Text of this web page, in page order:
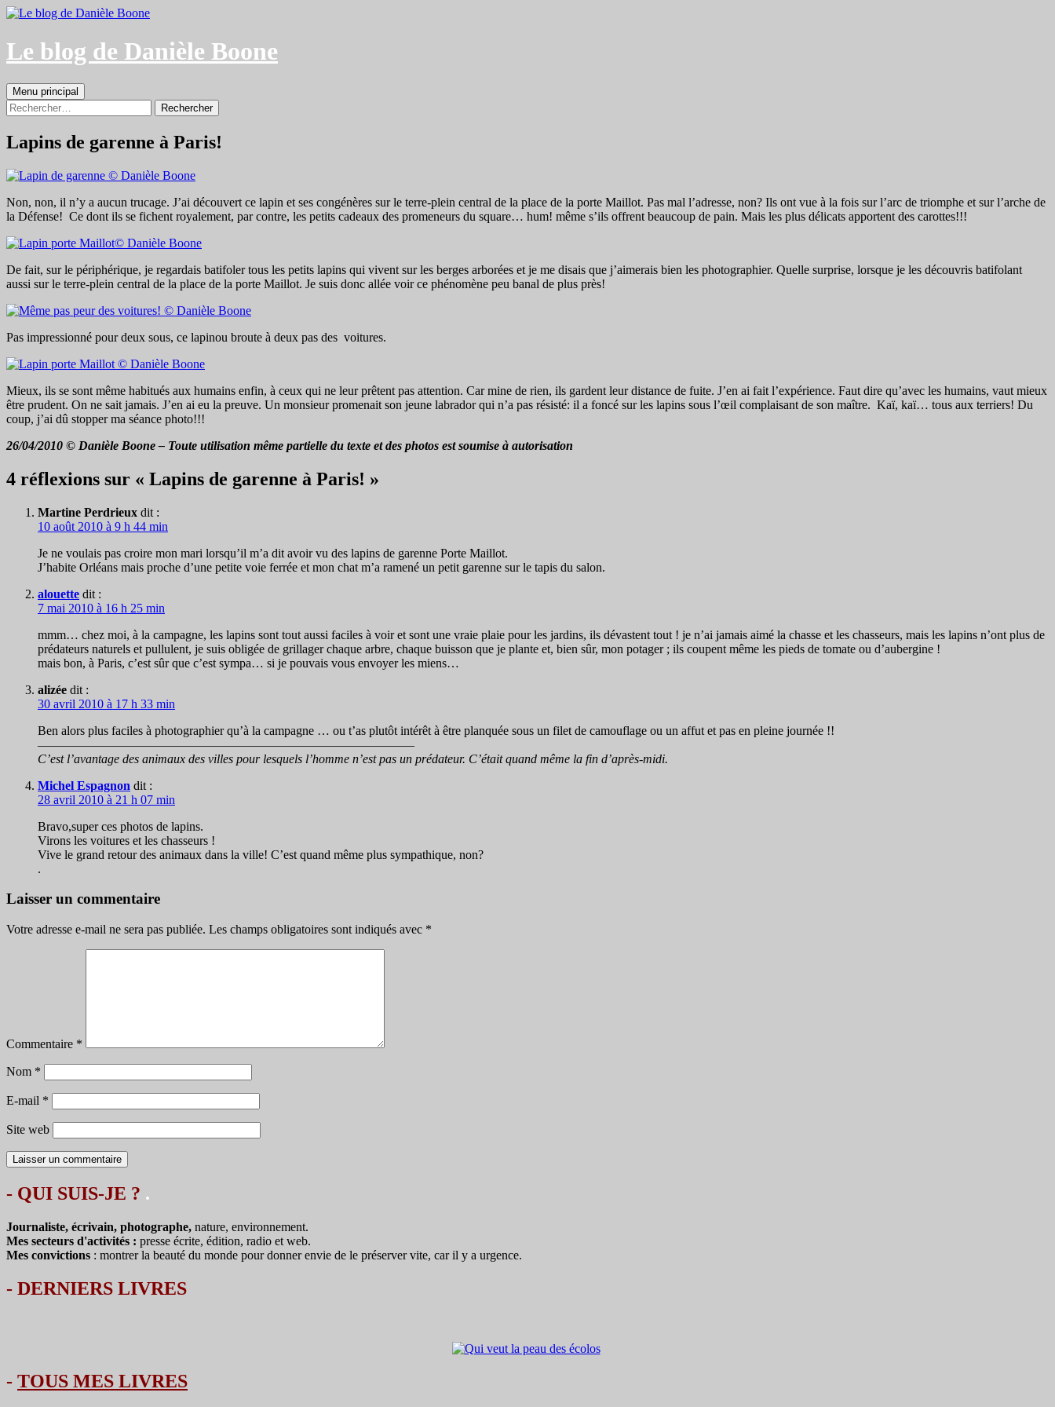
Aller
contenu
Le blog de Danièle Boone
Recherche
Menu principal
Rechercher :
Lapins de garenne à Paris!
Non, non, il n’y a aucun trucage. J’ai découvert ce lapin et ses congénères sur le terre-plein central de la place de la porte Maillot. Pas mal l’adresse, non? Ils ont vue à la fois sur l’arc de triomphe et sur l’arche de
la Défense! Ce dont ils se fichent royalement, par contre, les petits cadeaux des promeneurs du square… hum! même s’ils offrent beaucoup de pain. Mais les plus délicats apportent des carottes!!!
De fait, sur le périphérique, je regardais batifoler tous les petits lapins qui vivent sur les berges arborées et je me disais que j’aimerais bien les photographier. Quelle surprise, lorsque je les découvris batifolant
aussi sur le terre-plein central de la place de la porte Maillot. Je suis donc allée voir ce phénomène peu banal de plus près!
Pas impressionné pour deux sous, ce lapinou broute à deux pas des voitures.
Mieux, ils se sont même habitués aux humains enfin, à ceux qui ne leur prêtent pas attention. Car mine de rien, ils gardent leur distance de fuite. J’en ai fait l’expérience. Faut dire qu’avec les humains, vaut mieux
être prudent. On ne sait jamais. J’en ai eu la preuve. Un monsieur promenait son jeune labrador qui n’a pas résisté: il a foncé sur les lapins sous l’œil complaisant de son maître. Kaï, kaï… tous aux terriers! Du
coup, j’ai dû stopper ma séance photo!!!
26/04/2010 © Danièle Boone – Toute utilisation même partielle du texte et des photos est soumise à autorisation
4 réflexions sur « Lapins de garenne à Paris! »
Martine Perdrieux dit :
10 août 2010 à 9 h 44 min
Je ne voulais pas croire mon mari lorsqu’il m’a dit avoir vu des lapins de garenne Porte Maillot.
J’habite Orléans mais proche d’une petite voie ferrée et mon chat m’a ramené un petit garenne sur le tapis du salon.
alouette dit :
7 mai 2010 à 16 h 25 min
mmm… chez moi, à la campagne, les lapins sont tout aussi faciles à voir et sont une vraie plaie pour les jardins, ils dévastent tout ! je n’ai jamais aimé la chasse et les chasseurs, mais les lapins n’ont plus de
prédateurs naturels et pullulent, je suis obligée de grillager chaque arbre, chaque buisson que je plante et, bien sûr, mon potager ; ils coupent même les pieds de tomate ou d’aubergine !
mais bon, à Paris, c’est sûr que c’est sympa… si je pouvais vous envoyer les miens…
alizée dit :
30 avril 2010 à 17 h 33 min
Ben alors plus faciles à photographier qu’à la campagne … ou t’as plutôt intérêt à être planquée sous un filet de camouflage ou un affut et pas en pleine journée !!
——————————————————————————————
C’est l’avantage des animaux des villes pour lesquels l’homme n’est pas un prédateur. C’était quand même la fin d’après-midi.
Michel Espagnon dit :
28 avril 2010 à 21 h 07 min
Bravo,super ces photos de lapins.
Virons les voitures et les chasseurs !
Vive le grand retour des animaux dans la ville! C’est quand même plus sympathique, non?
.
Laisser un commentaire
Votre adresse e-mail ne sera pas publiée. Les champs obligatoires sont indiqués avec *
Commentaire *
Nom *
E-mail *
Site web
- QUI SUIS-JE ? .
Journaliste, écrivain, photographe, nature, environnement.
Mes secteurs d'activités : presse écrite, édition, radio et web.
Mes convictions : montrer la beauté du monde pour donner envie de le préserver vite, car il y a urgence.
- DERNIERS LIVRES
- TOUS MES LIVRES